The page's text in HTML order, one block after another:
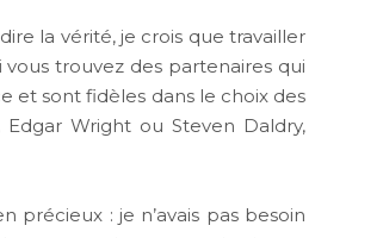
la vérité, je crois que travailler
trouvez des partenaires qui
et sont fidèles dans le choix des
Wright ou Steven Daldry,
: je n’avais pas besoin